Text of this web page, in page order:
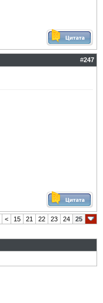
#247
< 15 21 22 23 24 25